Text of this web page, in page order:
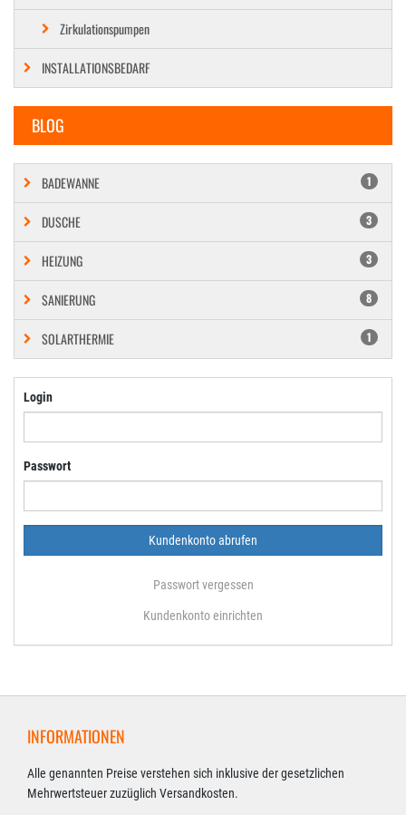
Zirkulationspumpen
INSTALLATIONSBEDARF
BLOG
BADEWANNE 1
DUSCHE 3
HEIZUNG 3
SANIERUNG 8
SOLARTHERMIE 1
Login
Passwort
Passwort vergessen
Kundenkonto einrichten
INFORMATIONEN
Alle genannten Preise verstehen sich inklusive der gesetzlichen
Mehrwertsteuer zuzüglich Versandkosten.